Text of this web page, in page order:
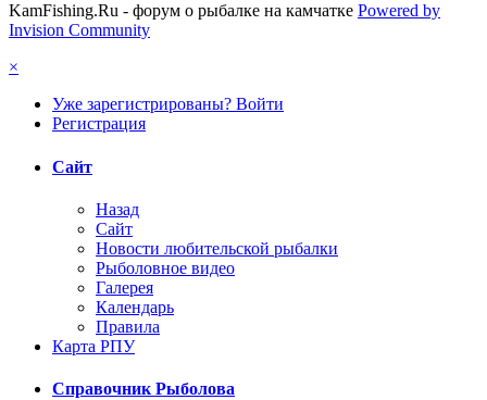
KamFishing.Ru - форум о рыбалке на камчатке Powered by
Invision Community
×
Уже зарегистрированы? Войти
Регистрация
Сайт
Назад
Сайт
Новости любительской рыбалки
Рыболовное видео
Галерея
Календарь
Правила
Карта РПУ
Справочник Рыболова